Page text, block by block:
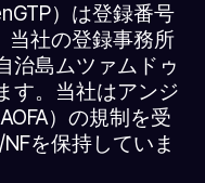
）は登録番号
当社の登録事務所
治島ムツァムドゥ
す。当社はアンジ
）の規制を受
を保持していま